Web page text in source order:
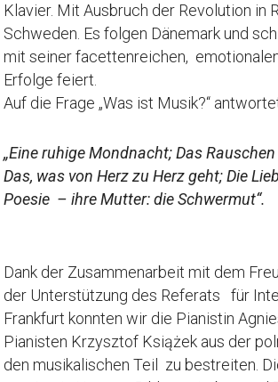
Klavier. Mit Ausbruch der Revolution in
Schweden. Es folgen Dänemark und
mit seiner facettenreichen,
Erfolge feiert.
Auf die Frage „Was ist Musik?“
„Eine ruhige Mondnacht; Das
Das, was von Herz zu Herz geht; Die
Poesie – ihre Mutter: die Schwermut“.
Dank der Zusammenarbeit mit dem
der Unterstützung des Referats für
Frankfurt konnten wir die Pianistin
Pianisten Krzysztof Książek aus der
den musikalischen Teil zu bestreiten.